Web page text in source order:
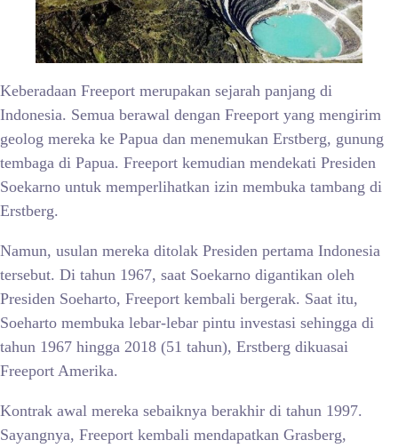
Keberadaan Freeport merupakan sejarah panjang di
Indonesia. Semua berawal dengan Freeport yang mengirim
geolog mereka ke Papua dan menemukan Erstberg, gunung
tembaga di Papua. Freeport kemudian mendekati Presiden
Soekarno untuk memperlihatkan izin membuka tambang di
Erstberg.
Namun, usulan mereka ditolak Presiden pertama Indonesia
tersebut. Di tahun 1967, saat Soekarno digantikan oleh
Presiden Soeharto, Freeport kembali bergerak. Saat itu,
Soeharto membuka lebar-lebar pintu investasi sehingga di
tahun 1967 hingga 2018 (51 tahun), Erstberg dikuasai
Freeport Amerika.
Kontrak awal mereka sebaiknya berakhir di tahun 1997.
Sayangnya, Freeport kembali mendapatkan Grasberg,